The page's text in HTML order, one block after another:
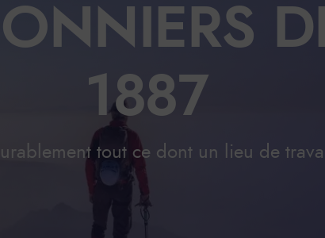
1887
tout ce dont un lieu de